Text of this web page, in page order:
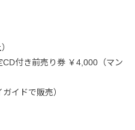
付き前売り券 ￥4,000（マン
イドで販売）